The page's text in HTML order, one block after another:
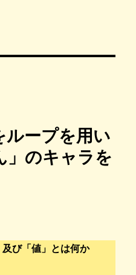
ループを用い
」のキャラを
及び「値」とは何か